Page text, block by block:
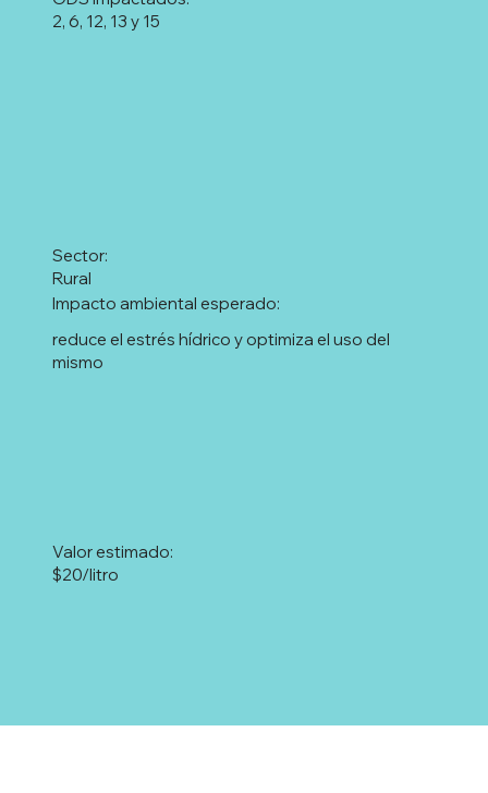
2, 6, 12, 13 y 15
Rural
Sector:
reduce el estrés hídrico y optimiza el uso del
mismo
Impacto ambiental esperado:
$20/litro
Valor estimado: